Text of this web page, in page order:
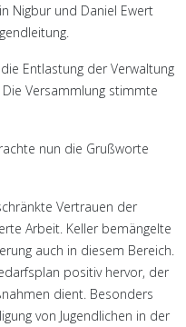
Nigbur und Daniel Ewert
Entlastung der Verwaltung
Versammlung stimmte
nun die Grußworte
Vertrauen der
Arbeit. Keller bemängelte
auch in diesem Bereich.
positiv hervor, der
dient. Besonders
von Jugendlichen in der